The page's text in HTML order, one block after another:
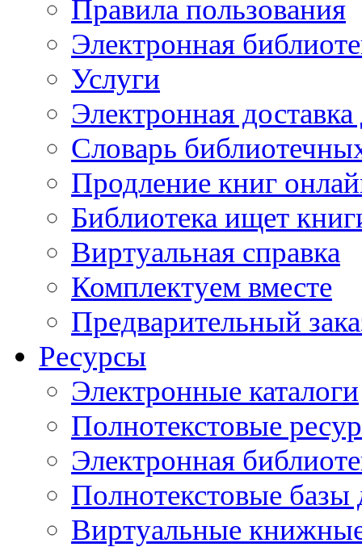
Правила пользования
Электронная
Услуги
Электронная
Словарь
Продление книг
Библиотека ищет
Виртуальная справка
Комплектуем вместе
Предварительный
Ресурсы
Электронные каталоги
Полнотекстовые
Электронная
Полнотекстовые
Виртуальные